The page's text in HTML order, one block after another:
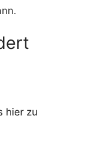
hier zu